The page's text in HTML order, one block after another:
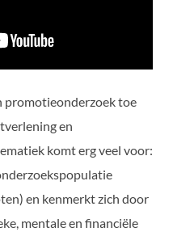
promotieonderzoek toe
en
komt erg veel voor:
en kenmerkt zich door
mentale en financiële